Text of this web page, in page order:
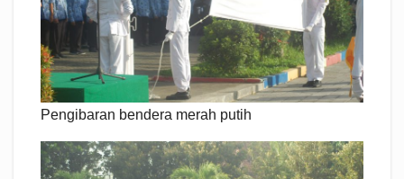
Pengibaran bendera merah putih